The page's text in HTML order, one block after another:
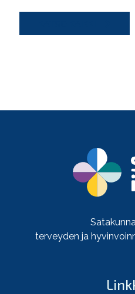
terveyden ja